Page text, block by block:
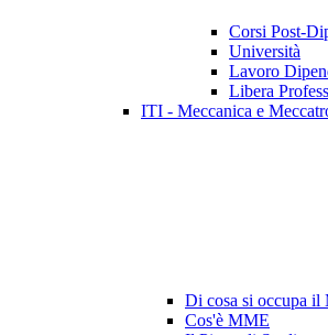
Corsi Post-
Università
Lavoro
Libera
ITI - Meccanica e
Di cosa si occupa il
Cos'è MME